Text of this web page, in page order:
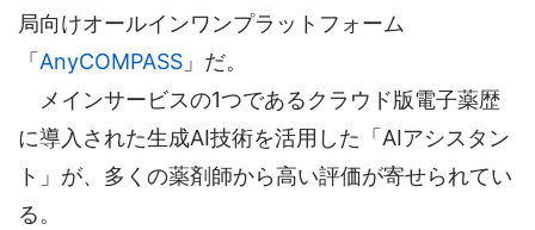
局向けオールインワンプラットフォーム
「 AnyCOMPASS 」だ。
メインサービスの1つであるクラウド版電子薬歴
に導入された生成AI技術を活用した「AIアシスタン
ト」が、多くの薬剤師から高い評価が寄せられてい
る。